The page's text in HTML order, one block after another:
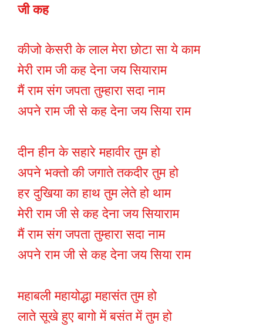
जी कह
कीजो केसरी के लाल मेरा छोटा सा ये काम
मेरी राम जी कह देना जय सियाराम
मैं राम संग जपता तुम्हारा सदा नाम
अपने राम जी से कह देना जय सिया राम
दीन हीन के सहारे महावीर तुम हो
अपने भक्तो की जगाते तकदीर तुम हो
हर दुखिया का हाथ तुम लेते हो थाम
मेरी राम जी से कह देना जय सियाराम
मैं राम संग जपता तुम्हारा सदा नाम
अपने राम जी से कह देना जय सिया राम
महाबली महायोद्धा महासंत तुम हो
लाते सूखे हुए बागो में बसंत में तुम हो